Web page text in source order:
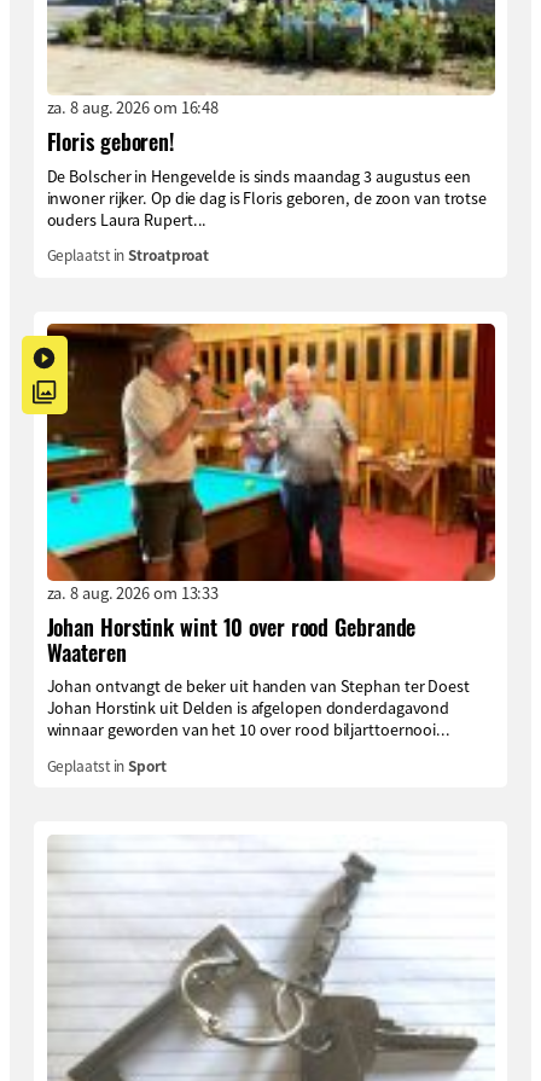
za. 8 aug. 2026 om 16:48
Floris geboren!
De Bolscher in Hengevelde is sinds maandag 3 augustus een
inwoner rijker. Op die dag is Floris geboren, de zoon van trotse
ouders Laura Rupert...
Geplaatst inStroatproat
za. 8 aug. 2026 om 13:33
Johan Horstink wint 10 over rood Gebrande
Waateren
Johan ontvangt de beker uit handen van Stephan ter Doest
Johan Horstink uit Delden is afgelopen donderdagavond
winnaar geworden van het 10 over rood biljarttoernooi...
Geplaatst inSport